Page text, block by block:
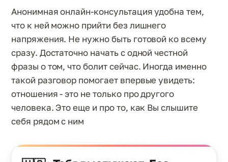
Анонимная онлайн-консультация удобна тем,
что к ней можно прийти без лишнего
напряжения. Не нужно быть готовой ко всему
сразу. Достаточно начать с одной честной
фразы о том, что болит сейчас. Иногда именно
такой разговор помогает впервые увидеть:
отношения - это не только про другого
человека. Это еще и про то, как Вы слышите
себя рядом с ним